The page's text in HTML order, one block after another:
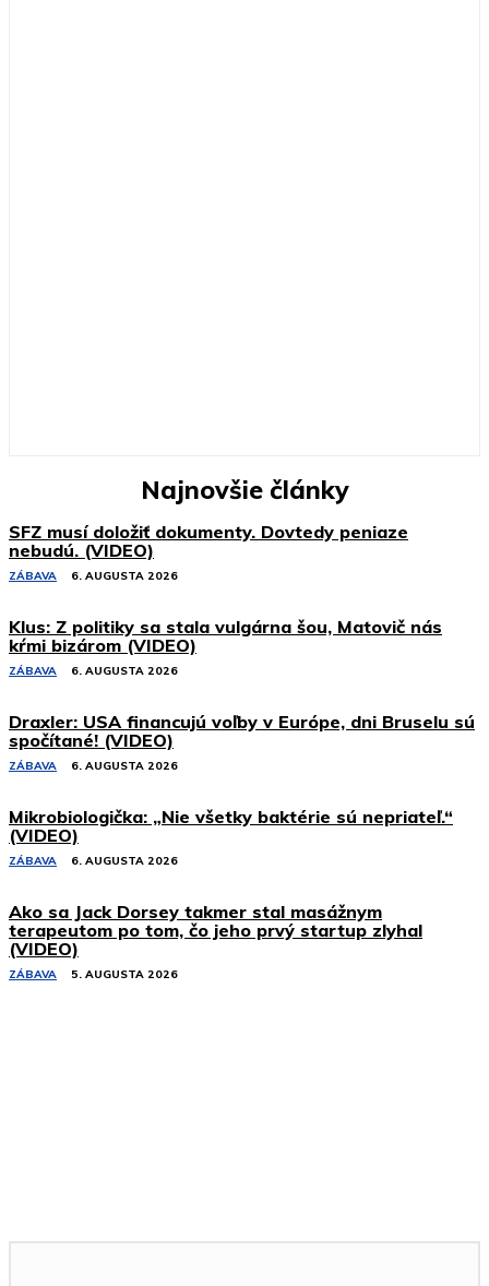
Najnovšie články
SFZ musí doložiť dokumenty. Dovtedy peniaze
nebudú. (VIDEO)
ZÁBAVA 6. AUGUSTA 2026
Klus: Z politiky sa stala vulgárna šou, Matovič nás
kŕmi bizárom (VIDEO)
ZÁBAVA 6. AUGUSTA 2026
Draxler: USA financujú voľby v Európe, dni Bruselu sú
spočítané! (VIDEO)
ZÁBAVA 6. AUGUSTA 2026
Mikrobiologička: „Nie všetky baktérie sú nepriateľ.“
(VIDEO)
ZÁBAVA 6. AUGUSTA 2026
Ako sa Jack Dorsey takmer stal masážnym
terapeutom po tom, čo jeho prvý startup zlyhal
(VIDEO)
ZÁBAVA 5. AUGUSTA 2026